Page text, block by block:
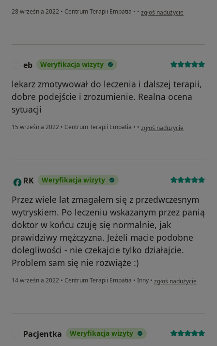
28 września 2022 • Centrum Terapii Empatia • • w opinii użytkownika Ania G
zgłoś nadużycie
eb Weryfikacja wizyty
lekarz zmotywował do leczenia i dalszej terapii,
dobre podejście i zrozumienie. Realna ocena
sytuacji
15 września 2022 • Centrum Terapii Empatia • • w opinii użytkownika eb
zgłoś nadużycie
R RK Weryfikacja wizyty
Przez wiele lat zmagałem się z przedwczesnym
wytryskiem. Po leczeniu wskazanym przez panią
doktor w końcu czuję się normalnie, jak
prawidziwy mężczyzna. Jeżeli macie podobne
dolegliwości - nie czekajcie tylko działajcie.
Problem sam się nie rozwiąże :)
14 września 2022 • Centrum Terapii Empatia • Inny • w opinii użytkownika RK
zgłoś nadużycie
Pacjentka Weryfikacja wizyty